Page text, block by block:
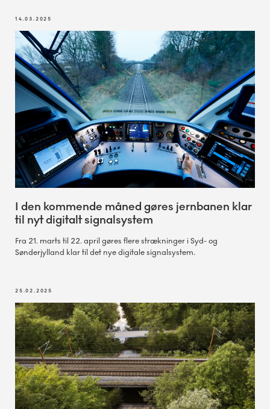
14.03.2025
I den kommende måned gøres jernbanen klar
til nyt digitalt signalsystem
Fra 21. marts til 22. april gøres flere strækninger i Syd- og
Sønderjylland klar til det nye digitale signalsystem.
25.02.2025